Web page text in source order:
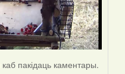
каб пакідаць каментары.